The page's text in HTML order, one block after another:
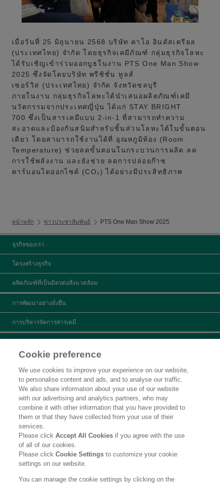
เมื่อวันที่ 25 มิถุนายน 2568 บริษัท คาโอ อินดัสเตรียล
(ประเทศไทย) จำกัด โดยธุรกิจเคมีภัณฑ์ กลุ่มธุรกิจโลหะ
ได้รับเชิญเข้าร่วมออกบูธในงาน PTS One Man Show
2025 ซึ่งจัดโดยบริษัท พรีซิชั่น ทูลส์
เซอร์วิส (ประเทศไทย) จำกัด จังหวัดชลบุรี
ภายในงาน กลุ่มธุรกิจโลหะได้นำเสนอผลิตภัณฑ์เคมี
นวัตกรรมจากประเทศญี่ปุ่น ได้แก่ STAY BRIGHT
700 ซึ่งเป็นสารเคมีแบบ 2-in-1 ที่สามารถทำความ
สะอาดและป้องกันสนิมสำหรับชิ้นส่วนโลหะได้ในขั้นตอน
เดียว โดยสามารถใช้งานได้ที่ อุณหภูมิห้อง (Room
Temperature) ช่วยลดขั้นตอนในกระบวนการผลิต ลด
การใช้พลังงาน และยังช่วย ลดการปล่อยก๊าซ
คาร์บอนไดออกไซด์ (CO₂) ได้อย่างมีประสิทธิภาพ
หน้าหลัก ข่าวประชาสัมพันธ์ PTS One Man Show 2025
ธุรกิจของเรา
โครงสร้างธุรกิจ
ผลิตภัณฑ์ที่เป็นมิตรต่อสิ่งแวดล้อม
การพัฒนาอย่างยั่งยืน
การบริหารจัดการสารเคมี
สอบถามข้อมูล
ข่าวประชาสัมพันธ์
คำชี้แจงทางกฎหมาย
นโยบายความเป็นส่วนตัว
ติดต่อเรา
Social Media Policy
Cookie preference
We use cookies to improve your experience on our website,
to personalise content and ads, and to analyse our traffic.
We also share information about your use of our website
with our advertising and analytics partners, who may
combine it with other information that you have provided to
them or that they have collected from your use of their
services.
Please clickAccept All Cookies if you agree with the use
of all of our cookies.
Please clickCookie Settingsto customize your cookie
settings on our website.
You can manage the cookie settings by clicking on the